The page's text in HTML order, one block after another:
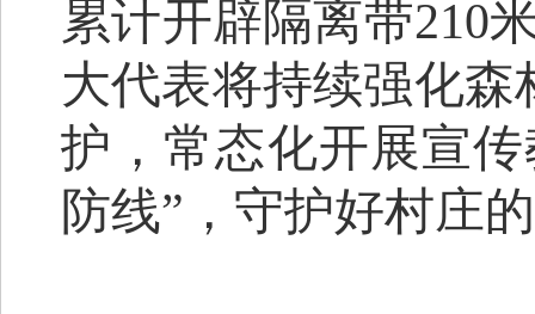
累计开辟隔离带210
大代表将持续强化森
护，常态化开展宣
防线”，守护好村庄